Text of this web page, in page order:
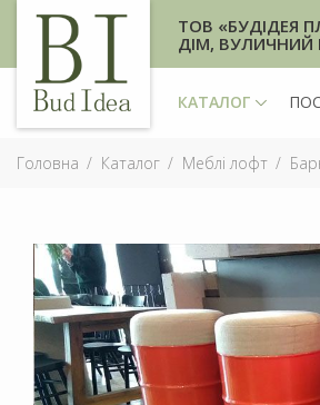
ТОВ «БУДІДЕЯ
ДІМ, ВУЛИЧНИЙ
КАТАЛОГ
Головна Каталог Меблі лофт